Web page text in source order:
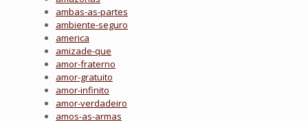
ambas-as-partes
ambiente-seguro
america
amizade-que
amor-fraterno
amor-gratuito
amor-infinito
amor-verdadeiro
amos-as-armas